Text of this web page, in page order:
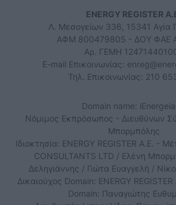
ENERGY REGISTER
Λ. Μεσογείων 336, 15341 Αγία
ΑΦΜ 800479805 - ΔΟΥ ΦΑΕ
Αρ. ΓΕΜΗ
E-mail Επικοινωνίας:
Τηλ. Επικοινωνίας: 210
Domain name:
Νόμιμος Εκπρόσωπος - Διευθύνων
Μπορμπόλης
Ιδιοκτησία: ENERGY REGISTER Α.Ε. -
CONSULTANTS LTD / Ελένη
Δεληγιάννης / Γιώτα Ευαγγελή /
Δικαιούχος Domain: ENERGY
Domain: Παναγιώτης